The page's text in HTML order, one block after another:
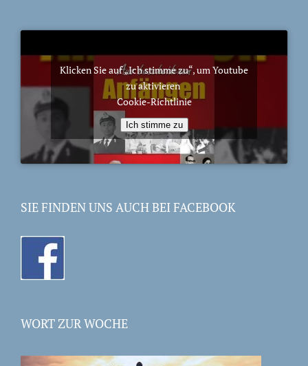
Klicken Sie auf „Ich stimme zu“, um Youtube
zu aktivieren
Cookie-Richtlinie
Ich stimme zu
SIE FINDEN UNS AUCH BEI FACEBOOK
WORT ZUR WOCHE